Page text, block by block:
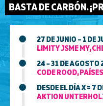
BASTA DE CARBÓN.
27 DE JUNIO – 1 DE
LIMITY JSME MY,
24 – 31 DE AGOSTO
CODE ROOD,
DESDE EL DÍA X = 7
AKTION